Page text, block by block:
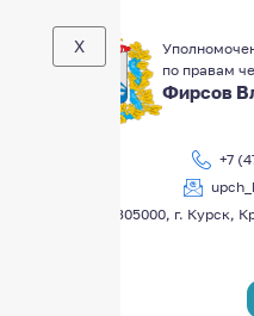
по правам
Фирсов
+7
305000, г. Курск,
X